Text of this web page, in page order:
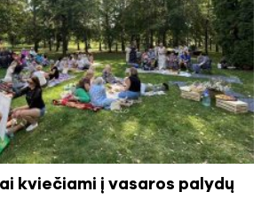
kviečiami į vasaros palydų